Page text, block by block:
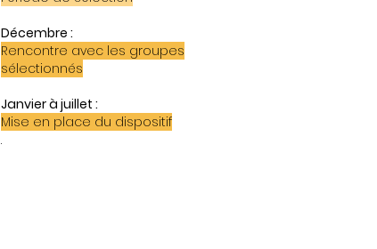
Décembre :
Rencontre avec les groupes
sélectionnés
Janvier à juillet :
Mise en place du dispositif
.